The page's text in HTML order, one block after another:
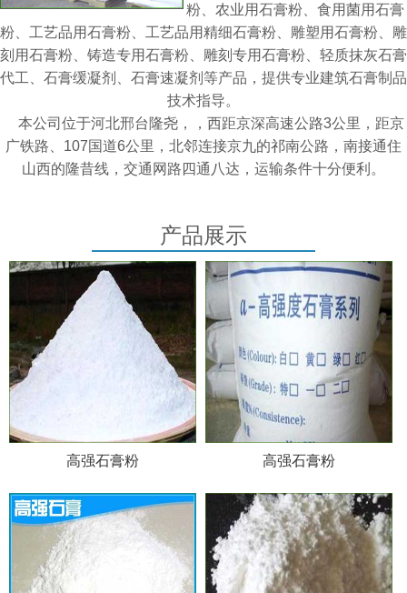
粉、农业用石膏粉、食用菌用石膏
粉、工艺品用石膏粉、工艺品用精细石膏粉、雕塑用石膏粉、雕
刻用石膏粉、铸造专用石膏粉、雕刻专用石膏粉、轻质抹灰石膏
代工、石膏缓凝剂、石膏速凝剂等产品，提供专业建筑石膏制品
技术指导。
本公司位于河北邢台隆尧，，西距京深高速公路3公里，距京
广铁路、107国道6公里，北邻连接京九的祁南公路，南接通住
山西的隆昔线，交通网路四通八达，运输条件十分便利。
产品展示
高强石膏粉 高强石膏粉